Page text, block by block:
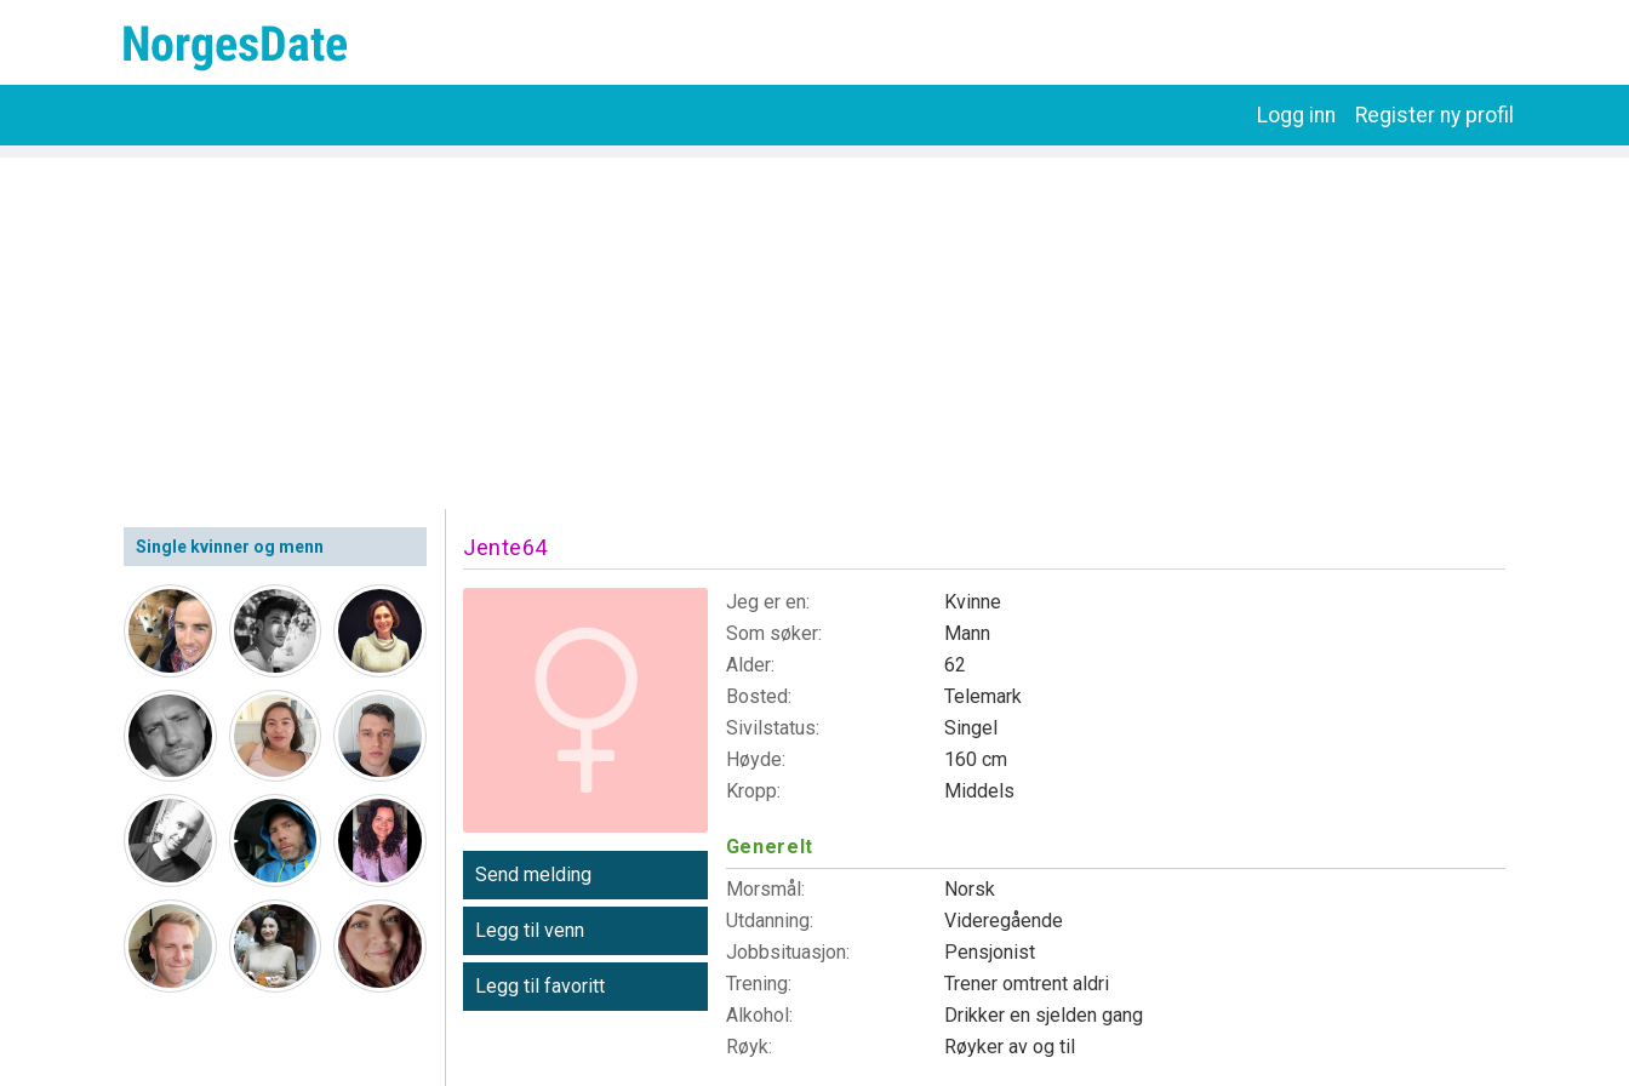
Register ny profil
Logg inn
Single kvinner og menn Jente64
Send melding
Legg til venn
Legg til favoritt
Jeg er en:
Kvinne
Som søker:
Mann
Alder:
62
Bosted:
Telemark
Sivilstatus:
Singel
Høyde:
160 cm
Kropp:
Middels
Generelt
Morsmål:
Norsk
Utdanning:
Videregående
Jobbsituasjon:
Pensjonist
Trening:
Trener omtrent aldri
Alkohol:
Drikker en sjelden gang
Røyk:
Røyker av og til